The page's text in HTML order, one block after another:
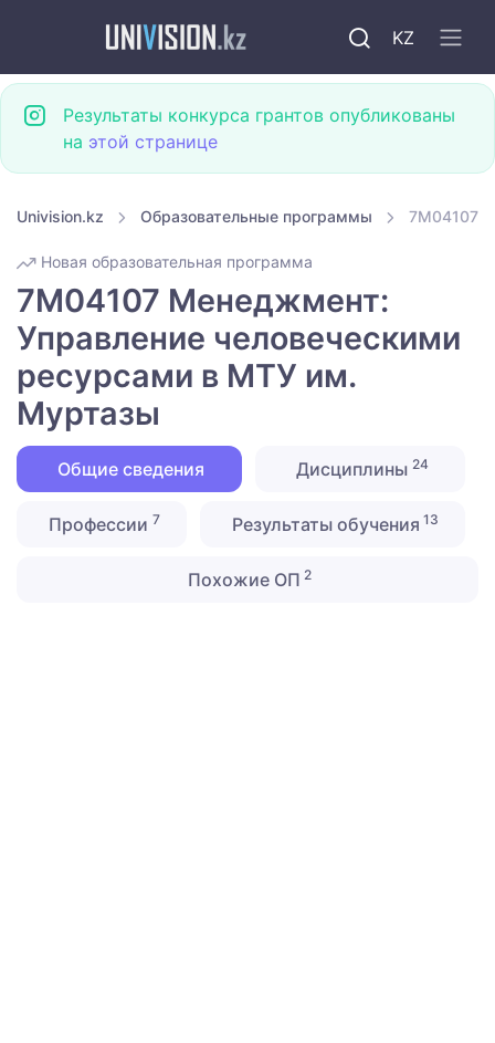
KZ
Результаты конкурса грантов опубликованы
на этой странице
Univision.kz Образовательные программы 7M04107
Новая образовательная программа
7M04107 Менеджмент:
Управление человеческими
ресурсами в МТУ им.
Муртазы
Общие сведения Дисциплины 24
Профессии 7 Результаты обучения 13
Похожие ОП 2